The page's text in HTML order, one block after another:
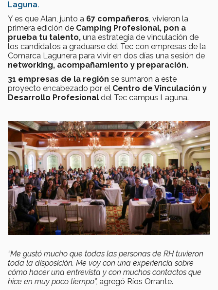
Laguna.
Y es que Alan, junto a 67 compañeros , vivieron la
primera edición de Camping Profesional, pon a
prueba tu talento, una estrategia de vinculación de
los candidatos a graduarse del Tec con empresas de la
Comarca Lagunera para vivir en dos días una sesión de
networking, acompañamiento y preparación.
31 empresas de la región se sumaron a este
proyecto encabezado por el Centro de Vinculación y
Desarrollo Profesional del Tec campus Laguna.
“Me gustó mucho que todas las personas de RH tuvieron
toda la disposición. Me voy con una experiencia sobre
cómo hacer una entrevista y con muchos contactos que
hice en muy poco tiempo”, agregó Ríos Orrante.